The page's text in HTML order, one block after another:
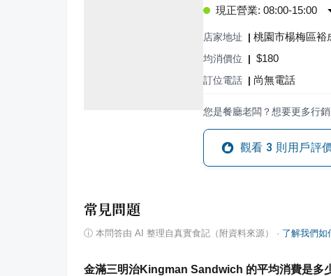
現正營業: 08:00-15:00
店家地址 | 桃園市楊梅區裕
均消價位 | $180
訂位電話 | 尚無電話
您是餐廳老闆？想要更多行
觀看 3 則用戶評
常見問題
ⓘ 本問答由 AI 整理自真實食記（附資料來源） · 了解我們如
金滿三明治Kingman Sandwich 的平均消費是多